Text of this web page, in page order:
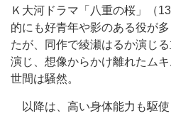
Ｋ大河ドラマ「八重の桜」（
的にも好青年や影のある役が
たが、同作で綾瀬はるか演じ
演じ、想像からかけ離れたム
世間は騒然。
以降は、高い身体能力も駆